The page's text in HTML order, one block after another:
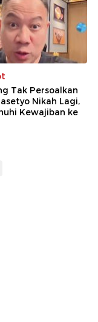
Tak Persoalkan
Nikah Lagi,
Kewajiban ke